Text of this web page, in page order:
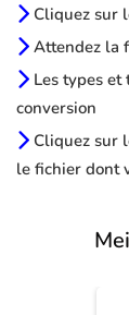
Cliquez sur
Attendez la
Les types
conversion
Cliquez sur
le fichier dont